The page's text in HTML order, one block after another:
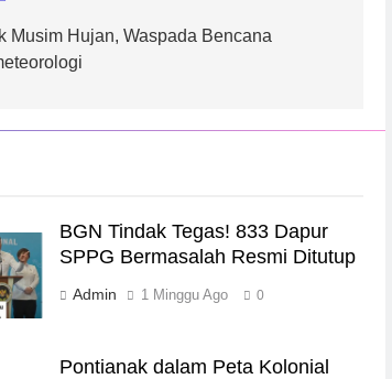
Musim Hujan, Waspada Bencana
BGN Tindak Tegas! 833 Dapur
SPPG Bermasalah Resmi Ditutup
Admin 1 Minggu Ago 0
Pontianak dalam Peta Kolonial